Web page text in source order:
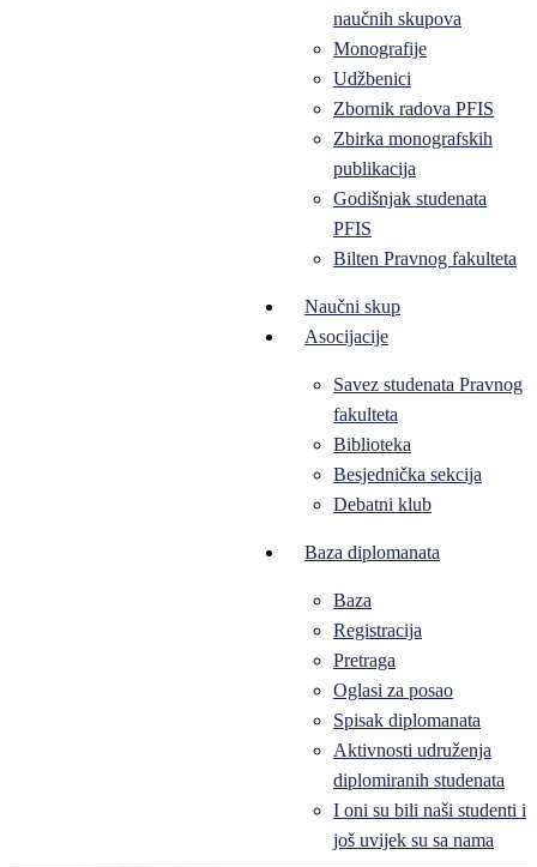
naučnih skupova
Monografije
Udžbenici
Zbornik radova PFIS
Zbirka monografskih
publikacija
Godišnjak studenata
PFIS
Bilten Pravnog fakulteta
Naučni skup
Asocijacije
Savez studenata Pravnog
fakulteta
Biblioteka
Besjednička sekcija
Debatni klub
Baza diplomanata
Baza
Registracija
Pretraga
Oglasi za posao
Spisak diplomanata
Aktivnosti udruženja
diplomiranih studenata
I oni su bili naši studenti i
još uvijek su sa nama